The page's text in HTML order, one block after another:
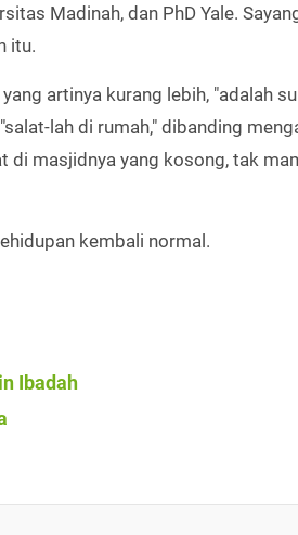
Madinah, dan PhD Yale.
itu.
artinya kurang lebih, "adalah
lah di rumah," dibanding
di masjidnya yang kosong, tak
kembali normal.
Ibadah